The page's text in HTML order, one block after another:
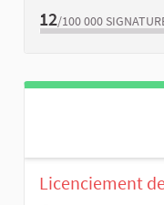
12/100 000
Licenciement